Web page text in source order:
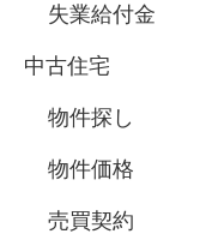
失業給付金
中古住宅
物件探し
物件価格
売買契約